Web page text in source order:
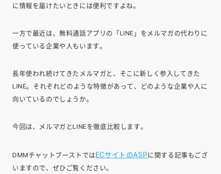
に情報を届けたいときには便利ですよね。
一方で最近は、無料通話アプリの「LINE」をメルマガの代わりに
使っている企業や人もいます。
長年使われ続けてきたメルマガと、そこに新しく参入してきた
LINE。それぞれどのような特徴があって、どのような企業や人に
向いているのでしょうか。
今回は、メルマガとLINEを徹底比較します。
DMMチャットブーストでは ECサイトのASPに関する記事もござ
いますので、ぜひご覧ください。